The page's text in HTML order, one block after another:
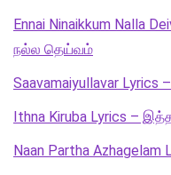
Ennai Ninaikkum Nalla
நல்ல தெய்வம்
Saavamaiyullavar
Ithna Kiruba Lyrics –
Naan Partha